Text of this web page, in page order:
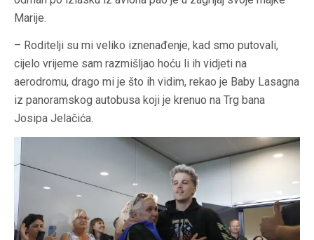
Marije.
– Roditelji su mi veliko iznenađenje, kad smo putovali,
cijelo vrijeme sam razmišljao hoću li ih vidjeti na
aerodromu, drago mi je što ih vidim, rekao je Baby Lasagna
iz panoramskog autobusa koji je krenuo na Trg bana
Josipa Jelačića.